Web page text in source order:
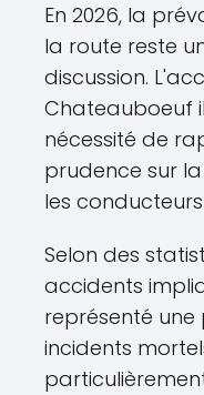
En 2026, la
la route reste
discussion.
Chateauboeuf
nécessité de
prudence sur
les
Selon des
accidents
représenté
incidents